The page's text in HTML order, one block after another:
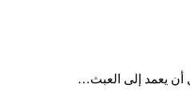
أن يعمد إلى العبث…